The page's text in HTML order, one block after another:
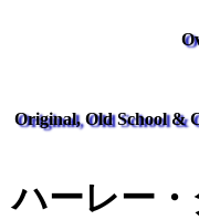
Original, Old School &
ハーレー